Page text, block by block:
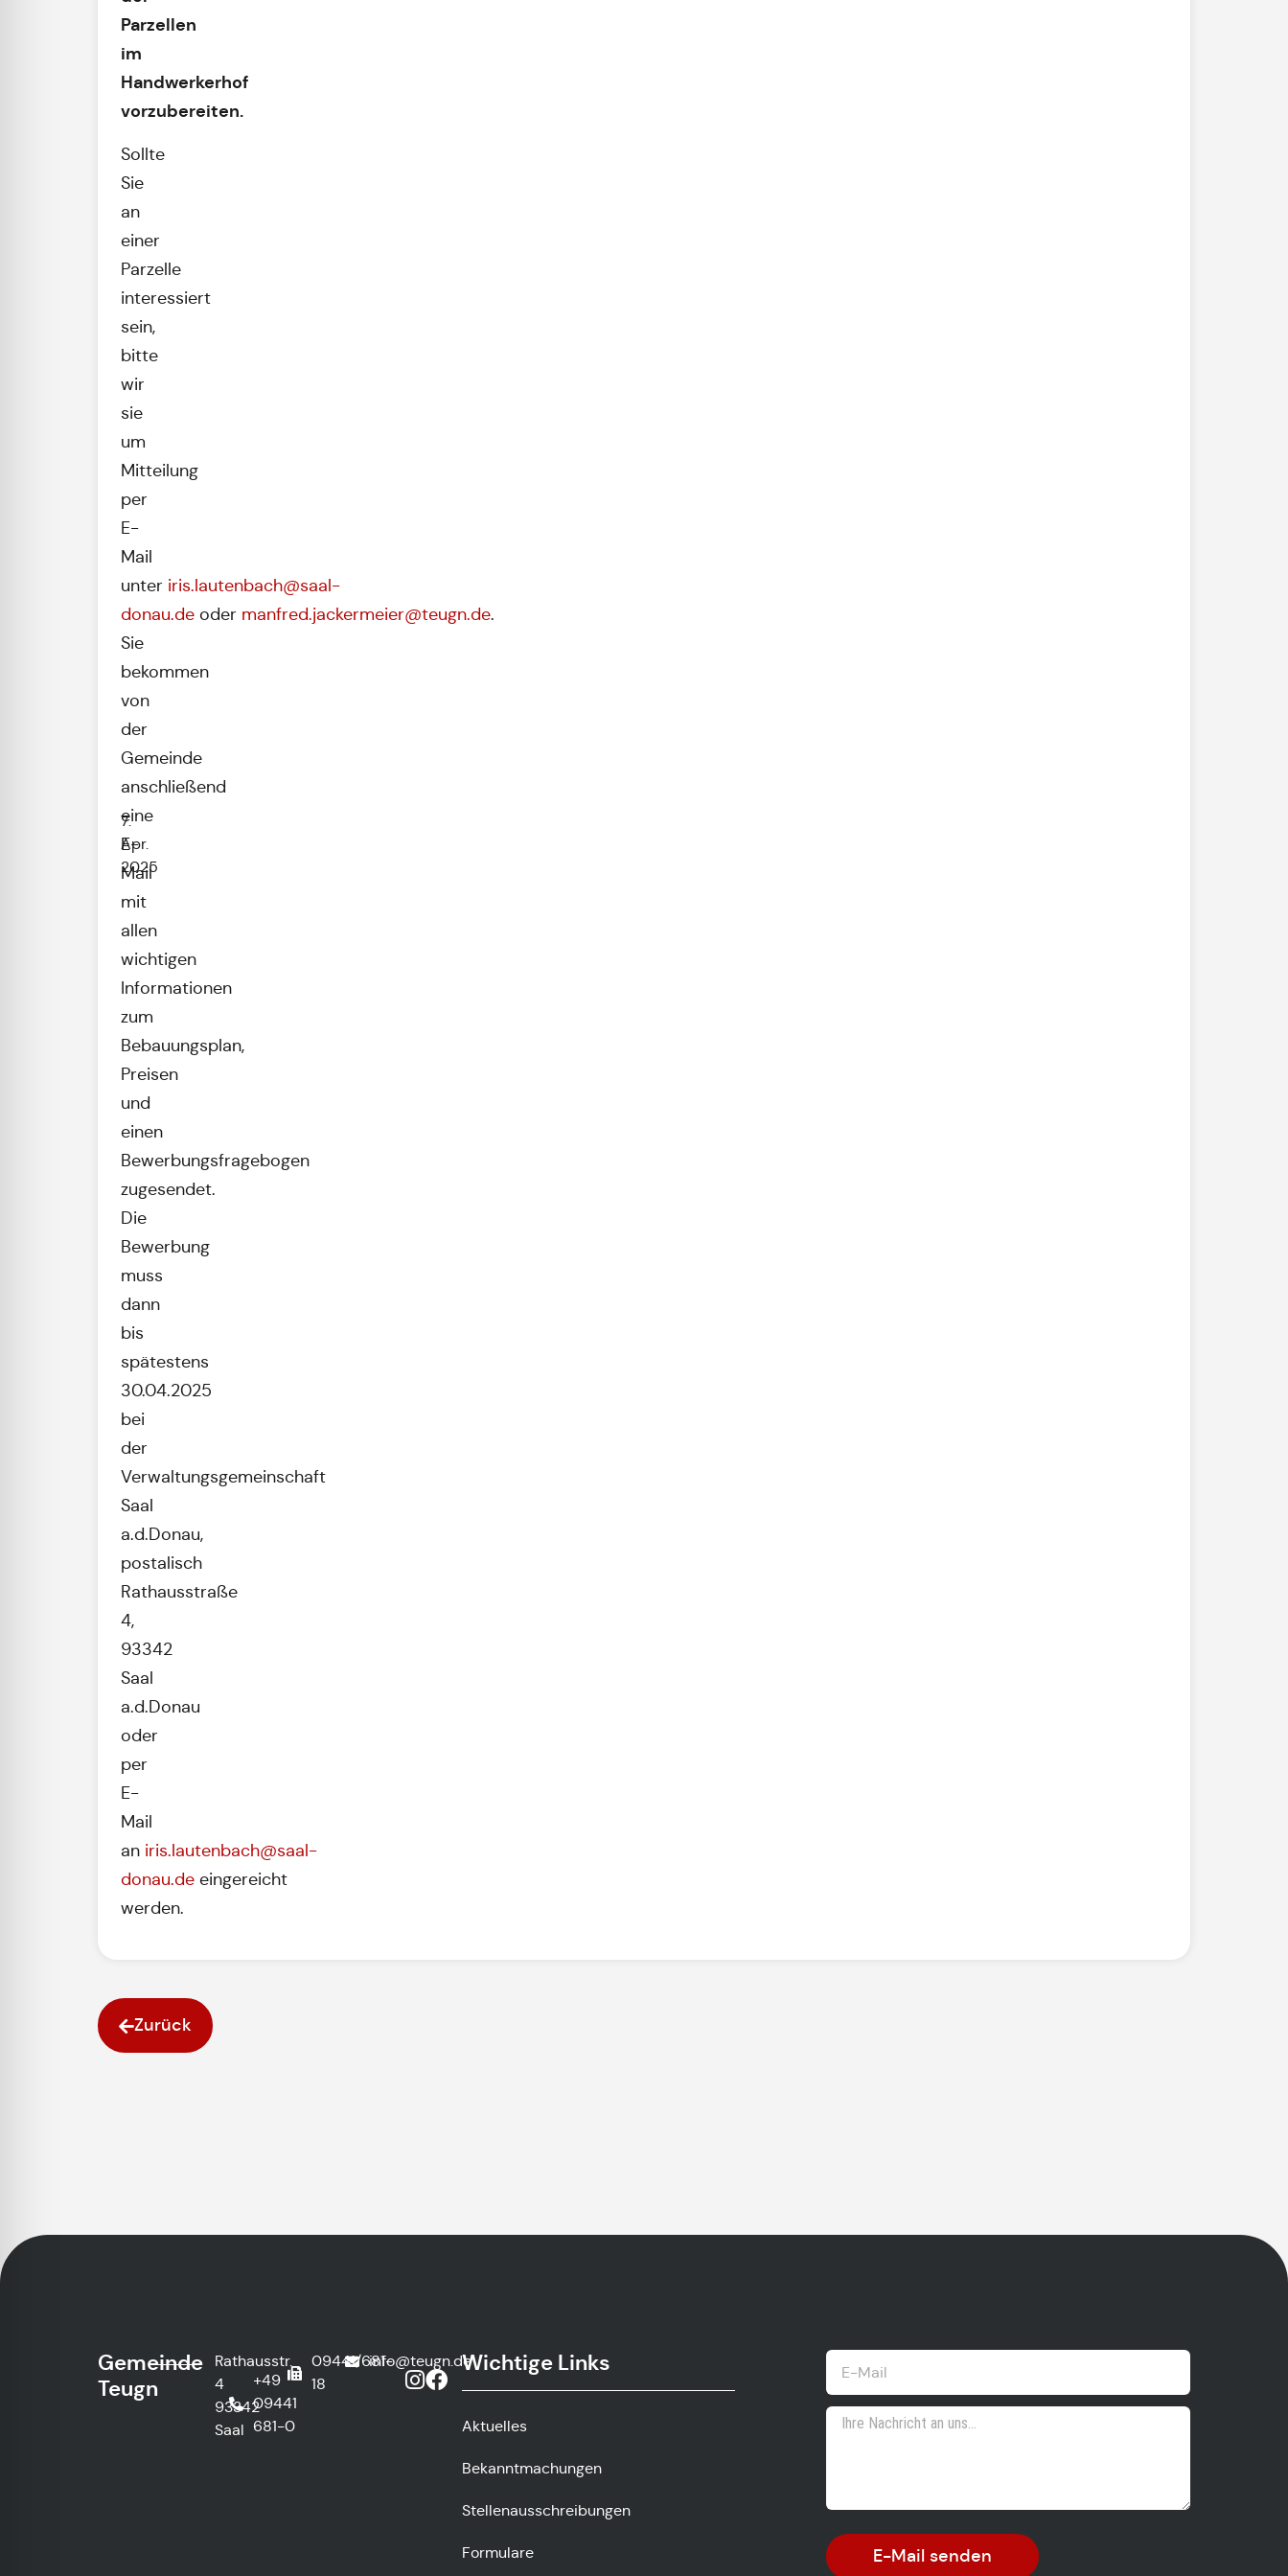
7.
Apr.
2025
Parzellen
im
Handwerkerhof
vorzubereiten.
Sollte
Sie
an
einer
Parzelle
interessiert
sein,
bitte
wir
sie
um
Mitteilung
per
E-
Mail
unter iris.lautenbach@saal-
donau.de oder manfred.jackermeier@teugn.de.
Sie
bekommen
von
der
Gemeinde
anschließend
eine
E-
Mail
mit
allen
wichtigen
Informationen
zum
Bebauungsplan,
Preisen
und
einen
Bewerbungsfragebogen
zugesendet.
Die
Bewerbung
muss
dann
bis
spätestens
30.04.2025
bei
der
Verwaltungsgemeinschaft
Saal
a.d.Donau,
postalisch
Rathausstraße
4,
93342
Saal
a.d.Donau
oder
per
E-
Mail
an iris.lautenbach@saal-
donau.de eingereicht
werden.
Zurück
Gemeinde
Teugn
Rathausstr.
4
93342
Saal
+49
09441
681-0
09441/681-
18
info@teugn.deWichtige Links
Aktuelles
Bekanntmachungen
Stellenausschreibungen
Formulare E-Mail senden